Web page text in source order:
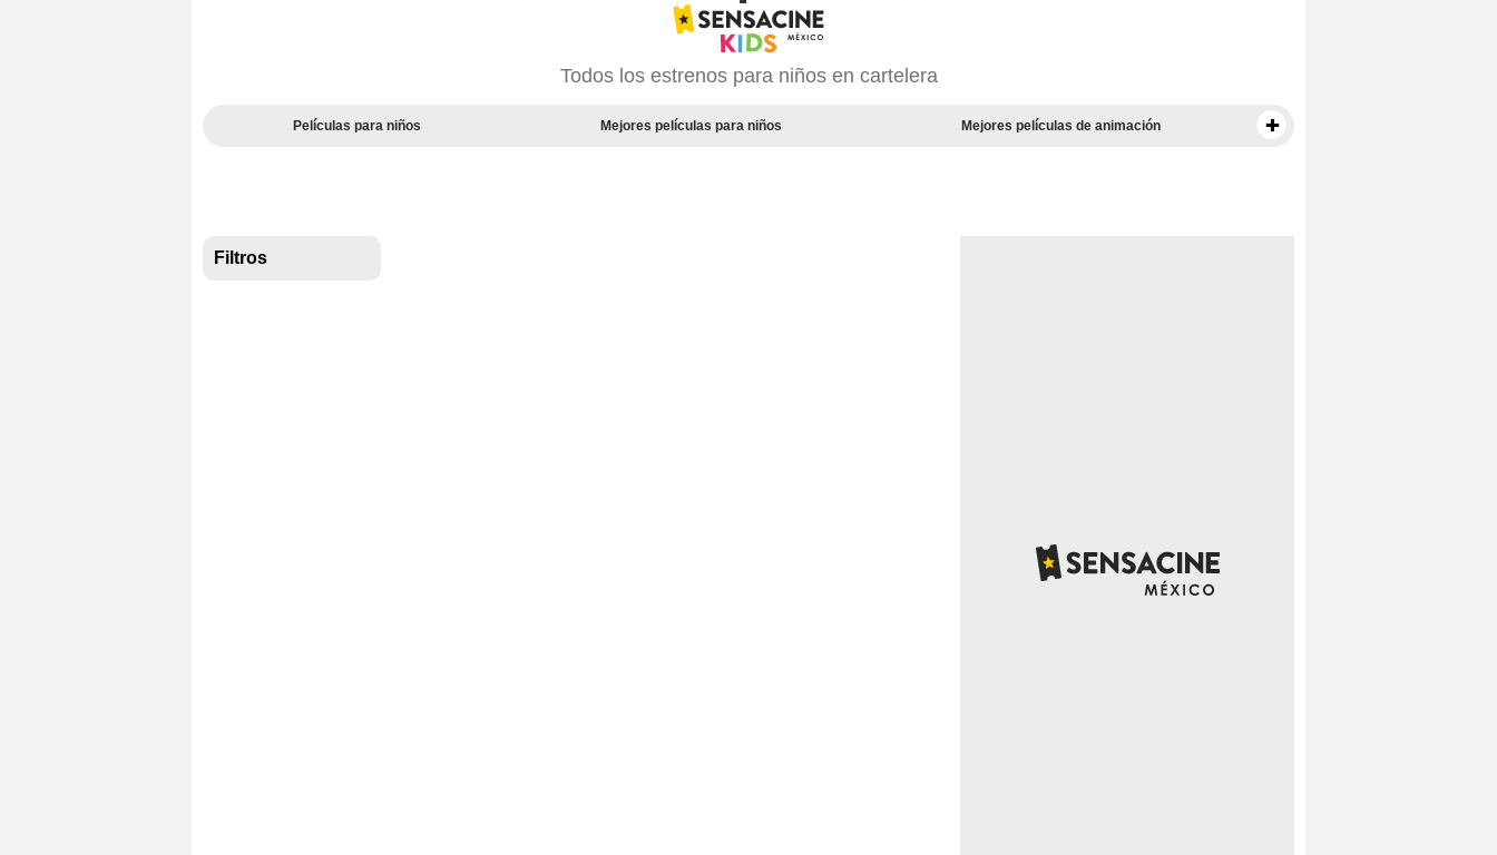
Todos los estrenos para niños en cartelera
Películas para niños Mejores películas para niños Mejores películas de animación
Filtros